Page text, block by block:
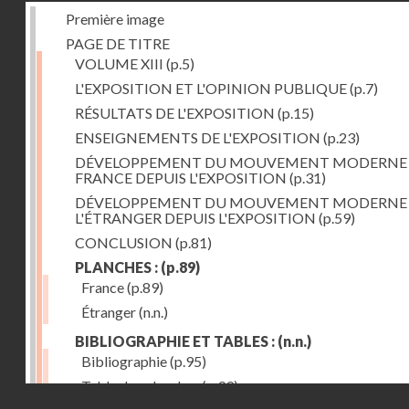
Première image
PAGE DE TITRE
VOLUME XIII (p.5)
L'EXPOSITION ET L'OPINION PUBLIQUE(p.7)
RÉSULTATS DE L'EXPOSITION (p.15)
ENSEIGNEMENTS DE L'EXPOSITION (p.23)
DÉVELOPPEMENT DU MOUVEMENT
FRANCE DEPUIS L'EXPOSITION (p.31)
DÉVELOPPEMENT DU MOUVEMENT
L'ÉTRANGER DEPUIS L'EXPOSITION (p.59)
CONCLUSION (p.81)
PLANCHES : (p.89)
France(p.89)
Étranger(n.n.)
BIBLIOGRAPHIE ET TABLES : (n.n.)
Bibliographie(p.95)
Table des planches(p.99)